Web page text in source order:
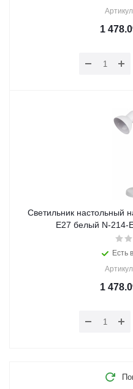
1
Светильник настольный
Е27 белый N-214-
Есть
1